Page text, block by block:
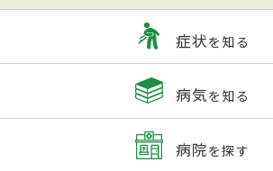
症状を知る
病気を知る
病院を探す